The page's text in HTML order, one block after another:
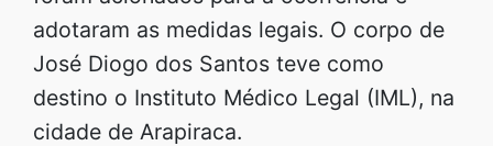
adotaram as medidas legais. O corpo de
José Diogo dos Santos teve como
destino o Instituto Médico Legal (IML), na
cidade de Arapiraca.